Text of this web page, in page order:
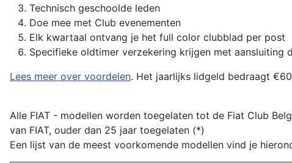
Technisch geschoolde leden
Doe mee met Club evenementen
Elk kwartaal ontvang je het full color clubblad per post
Specifieke oldtimer verzekering krijgen met aansluiting
Lees meer over voordelen. Het jaarlijks lidgeld bedraagt
Alle FIAT - modellen worden toegelaten tot de Fiat Club
van FIAT, ouder dan 25 jaar toegelaten (*)
Een lijst van de meest voorkomende modellen vind je